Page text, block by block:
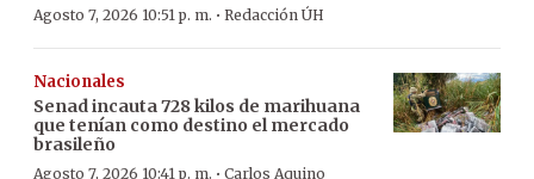
Agosto 7, 2026 10:51 p. m. · Redacción ÚH
Nacionales
Senad incauta 728 kilos de marihuana
que tenían como destino el mercado
brasileño
Agosto 7, 2026 10:41 p. m. Carlos Aquino